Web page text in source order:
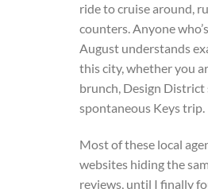
ride to cruise around,
counters. Anyone
August understands
this city, whether you
brunch, Design District
spontaneous Keys trip.
Most of these local
websites hiding the
reviews, until I finally